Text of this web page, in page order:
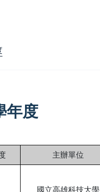
年度
主辦單位
國立高雄科技大學